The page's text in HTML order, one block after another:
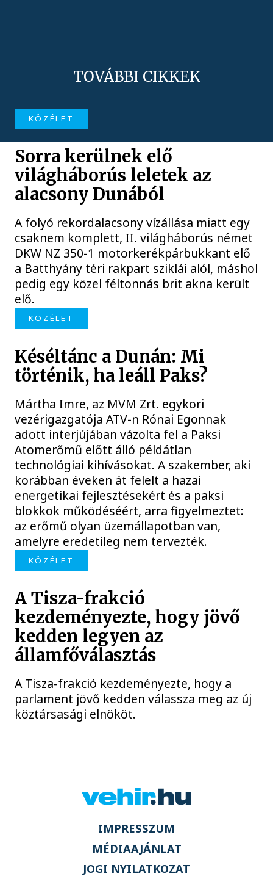
TOVÁBBI CIKKEK
KÖZÉLET
Sorra kerülnek elő
világháborús leletek az
alacsony Dunából
A folyó rekordalacsony vízállása miatt egy
csaknem komplett, II. világháborús német
DKW NZ 350-1 motorkerékpárbukkant elő
a Batthyány téri rakpart sziklái alól, máshol
pedig egy közel féltonnás brit akna került
elő.
KÖZÉLET
Késéltánc a Dunán: Mi
történik, ha leáll Paks?
Mártha Imre, az MVM Zrt. egykori
vezérigazgatója ATV-n Rónai Egonnak
adott interjújában vázolta fel a Paksi
Atomerőmű előtt álló példátlan
technológiai kihívásokat. A szakember, aki
korábban éveken át felelt a hazai
energetikai fejlesztésekért és a paksi
blokkok működéséért, arra figyelmeztet:
az erőmű olyan üzemállapotban van,
amelyre eredetileg nem tervezték.
KÖZÉLET
A Tisza-frakció
kezdeményezte, hogy jövő
kedden legyen az
államfőválasztás
A Tisza-frakció kezdeményezte, hogy a
parlament jövő kedden válassza meg az új
köztársasági elnököt.
IMPRESSZUM
MÉDIAAJÁNLAT
JOGI NYILATKOZAT